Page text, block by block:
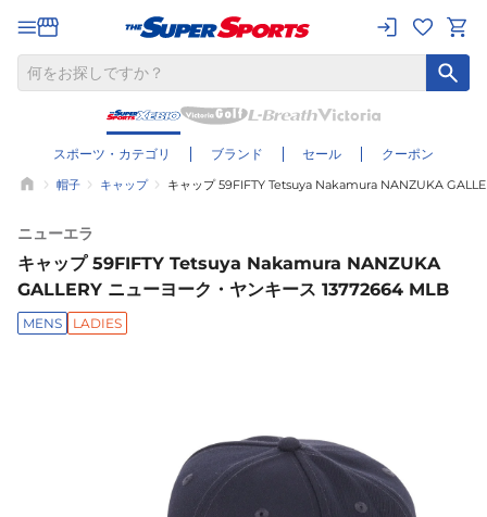
スポーツ・カテゴリ ブランド セール クーポン
帽子 キャップ キャップ 59FIFTY Tetsuya Nakamura NANZUKA
ニューエラ
キャップ 59FIFTY Tetsuya Nakamura NANZUKA
GALLERY ニューヨーク・ヤンキース 13772664 MLB
MENS LADIES